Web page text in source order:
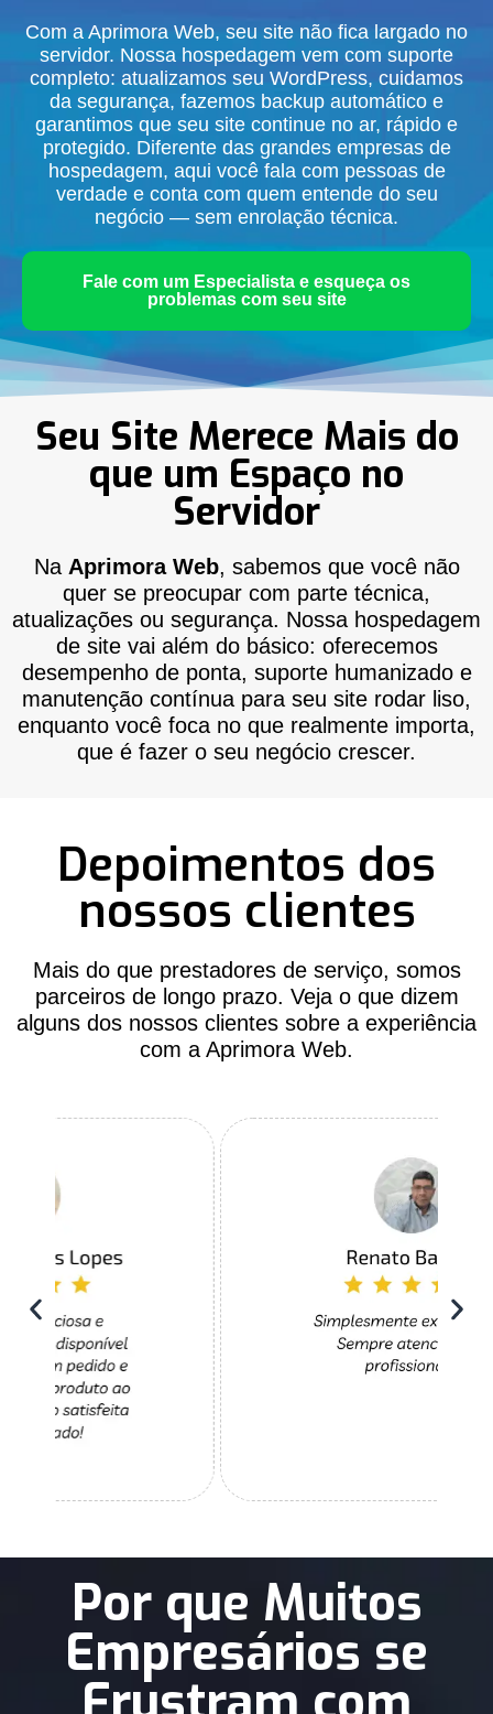
Com a Aprimora Web, seu site não fica largado no
servidor. Nossa hospedagem vem com suporte
completo: atualizamos seu WordPress, cuidamos
da segurança, fazemos backup automático e
garantimos que seu site continue no ar, rápido e
protegido. Diferente das grandes empresas de
hospedagem, aqui você fala com pessoas de
verdade e conta com quem entende do seu
negócio — sem enrolação técnica.
Fale com um Especialista e esqueça os
problemas com seu site
Seu Site Merece Mais do
que um Espaço no
Servidor
Na Aprimora Web, sabemos que você não
quer se preocupar com parte técnica,
atualizações ou segurança. Nossa hospedagem
de site vai além do básico: oferecemos
desempenho de ponta, suporte humanizado e
manutenção contínua para seu site rodar liso,
enquanto você foca no que realmente importa,
que é fazer o seu negócio crescer.
Depoimentos dos
nossos clientes
Mais do que prestadores de serviço, somos
parceiros de longo prazo. Veja o que dizem
alguns dos nossos clientes sobre a experiência
com a Aprimora Web.
Por que Muitos
Empresários se